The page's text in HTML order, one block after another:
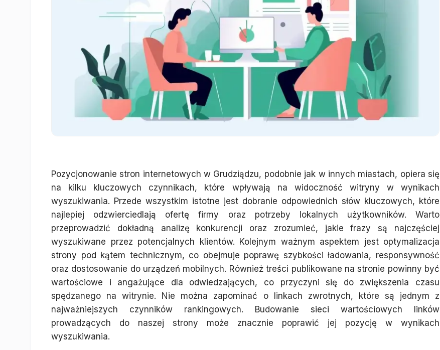
Pozycjonowanie stron internetowych w Grudziądzu, podobnie jak w innych miastach, opiera się
na kilku kluczowych czynnikach, które wpływają na widoczność witryny w wynikach
wyszukiwania. Przede wszystkim istotne jest dobranie odpowiednich słów kluczowych, które
najlepiej odzwierciedlają ofertę firmy oraz potrzeby lokalnych użytkowników. Warto
przeprowadzić dokładną analizę konkurencji oraz zrozumieć, jakie frazy są najczęściej
wyszukiwane przez potencjalnych klientów. Kolejnym ważnym aspektem jest optymalizacja
strony pod kątem technicznym, co obejmuje poprawę szybkości ładowania, responsywność
oraz dostosowanie do urządzeń mobilnych. Również treści publikowane na stronie powinny być
wartościowe i angażujące dla odwiedzających, co przyczyni się do zwiększenia czasu
spędzanego na witrynie. Nie można zapominać o linkach zwrotnych, które są jednym z
najważniejszych czynników rankingowych. Budowanie sieci wartościowych linków
prowadzących do naszej strony może znacznie poprawić jej pozycję w wynikach
wyszukiwania.